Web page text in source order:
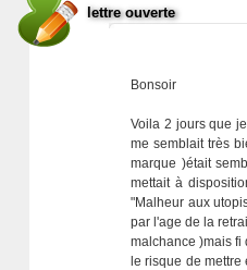
lettre ouverte
Bonsoir
Voila 2 jours que
me semblait très
marque )était
mettait à
"Malheur aux
par l'age de la
malchance )mais fi
le risque de